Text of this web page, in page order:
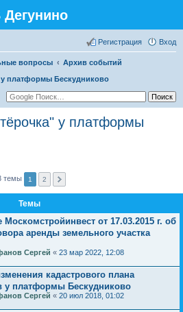
Дегунино
Вход
Регистрация
вопросы
Архив событий
у платформы Бескудниково
у платформы
темы 1 2
Темы
Москомстройинвест от 17.03.2015 г. об
аренды земельного участка
Сергей « 23 мар 2022, 12:08
кадастрового плана
у платформы Бескудниково
Сергей « 20 июл 2018, 01:02